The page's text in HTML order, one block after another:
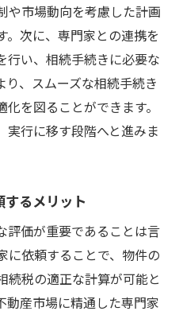
や市場動向を考慮した計画
。次に、専門家との連携を
行い、相続手続きに必要な
、スムーズな相続手続き
を図ることができます。
実行に移す段階へと進みま
るメリット
評価が重要であることは言
に依頼することで、物件の
続税の適正な計算が可能と
動産市場に精通した専門家